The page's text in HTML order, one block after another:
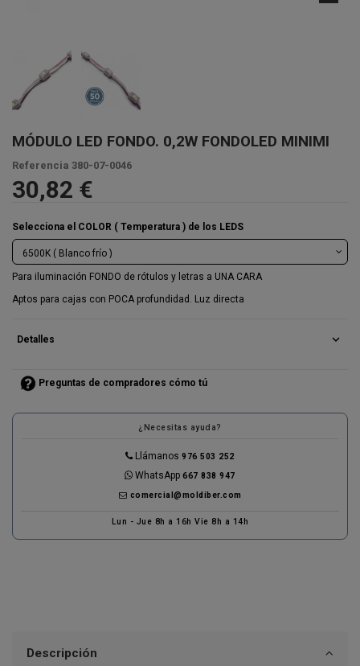
MÓDULO LED FONDO. 0,2W FONDOLED MINIMI
Referencia 380-07-0046
30,82 €
Selecciona el COLOR ( Temperatura ) de los LEDS
Para iluminación FONDO de rótulos y letras a UNA CARA
Aptos para cajas con POCA profundidad. Luz directa
Detalles expand_more
Preguntas de compradores cómo tú
¿Necesitas ayuda?
Llámanos976 503 252
WhatsApp667 838 947
comercial@moldiber.com
Lun - Jue 8h a 16h Vie 8h a 14h
Descripción